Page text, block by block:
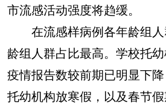
市流感活动强度将趋缓。
在流感样病例各年龄组人
龄组人群占比最高。学校托
疫情报告数较前期已明显下
托幼机构放寒假，以及春节